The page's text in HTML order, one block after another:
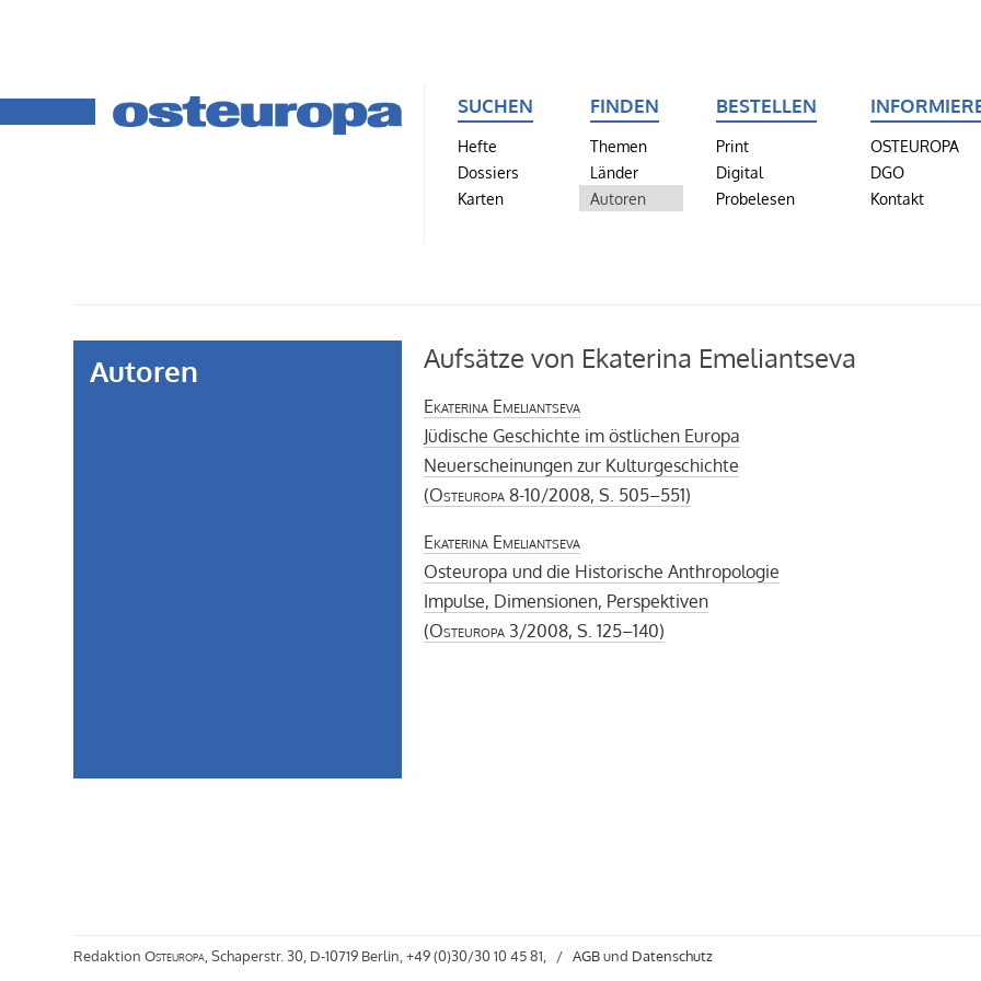
SUCHEN
Hefte
Dossiers
Karten
FINDEN
Themen
Länder
Autoren
BESTELLEN
Print
Digital
Probelesen
OSTEUROPA
DGO
Kontakt
Autoren Aufsätze von Ekaterina Emeliantseva
Ekaterina Emeliantseva
Jüdische Geschichte im östlichen Europa
Neuerscheinungen zur Kulturgeschichte
(Osteuropa 8-10/2008, S. 505–551)
Ekaterina Emeliantseva
Osteuropa und die Historische Anthropologie
Impulse, Dimensionen, Perspektiven
(Osteuropa 3/2008, S. 125–140)
RedaktionOsteuropa , Schaperstr. 30, D-10719 Berlin, +49 (0)30/30 10 45 81, /AGBund Datenschutz